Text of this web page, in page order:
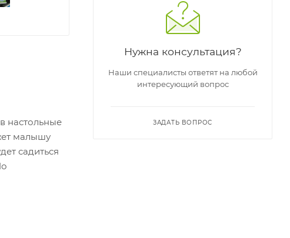
настольные
малышу
садиться
Нужна консультация?
Наши специалисты ответят на любой
интересующий вопрос
ЗАДАТЬ ВОПРОС